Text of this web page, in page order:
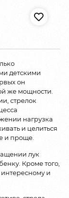
детскими
он
же мощности.
стрелок
нагрузка
и целиться
и проще.
лук
Кроме того,
и